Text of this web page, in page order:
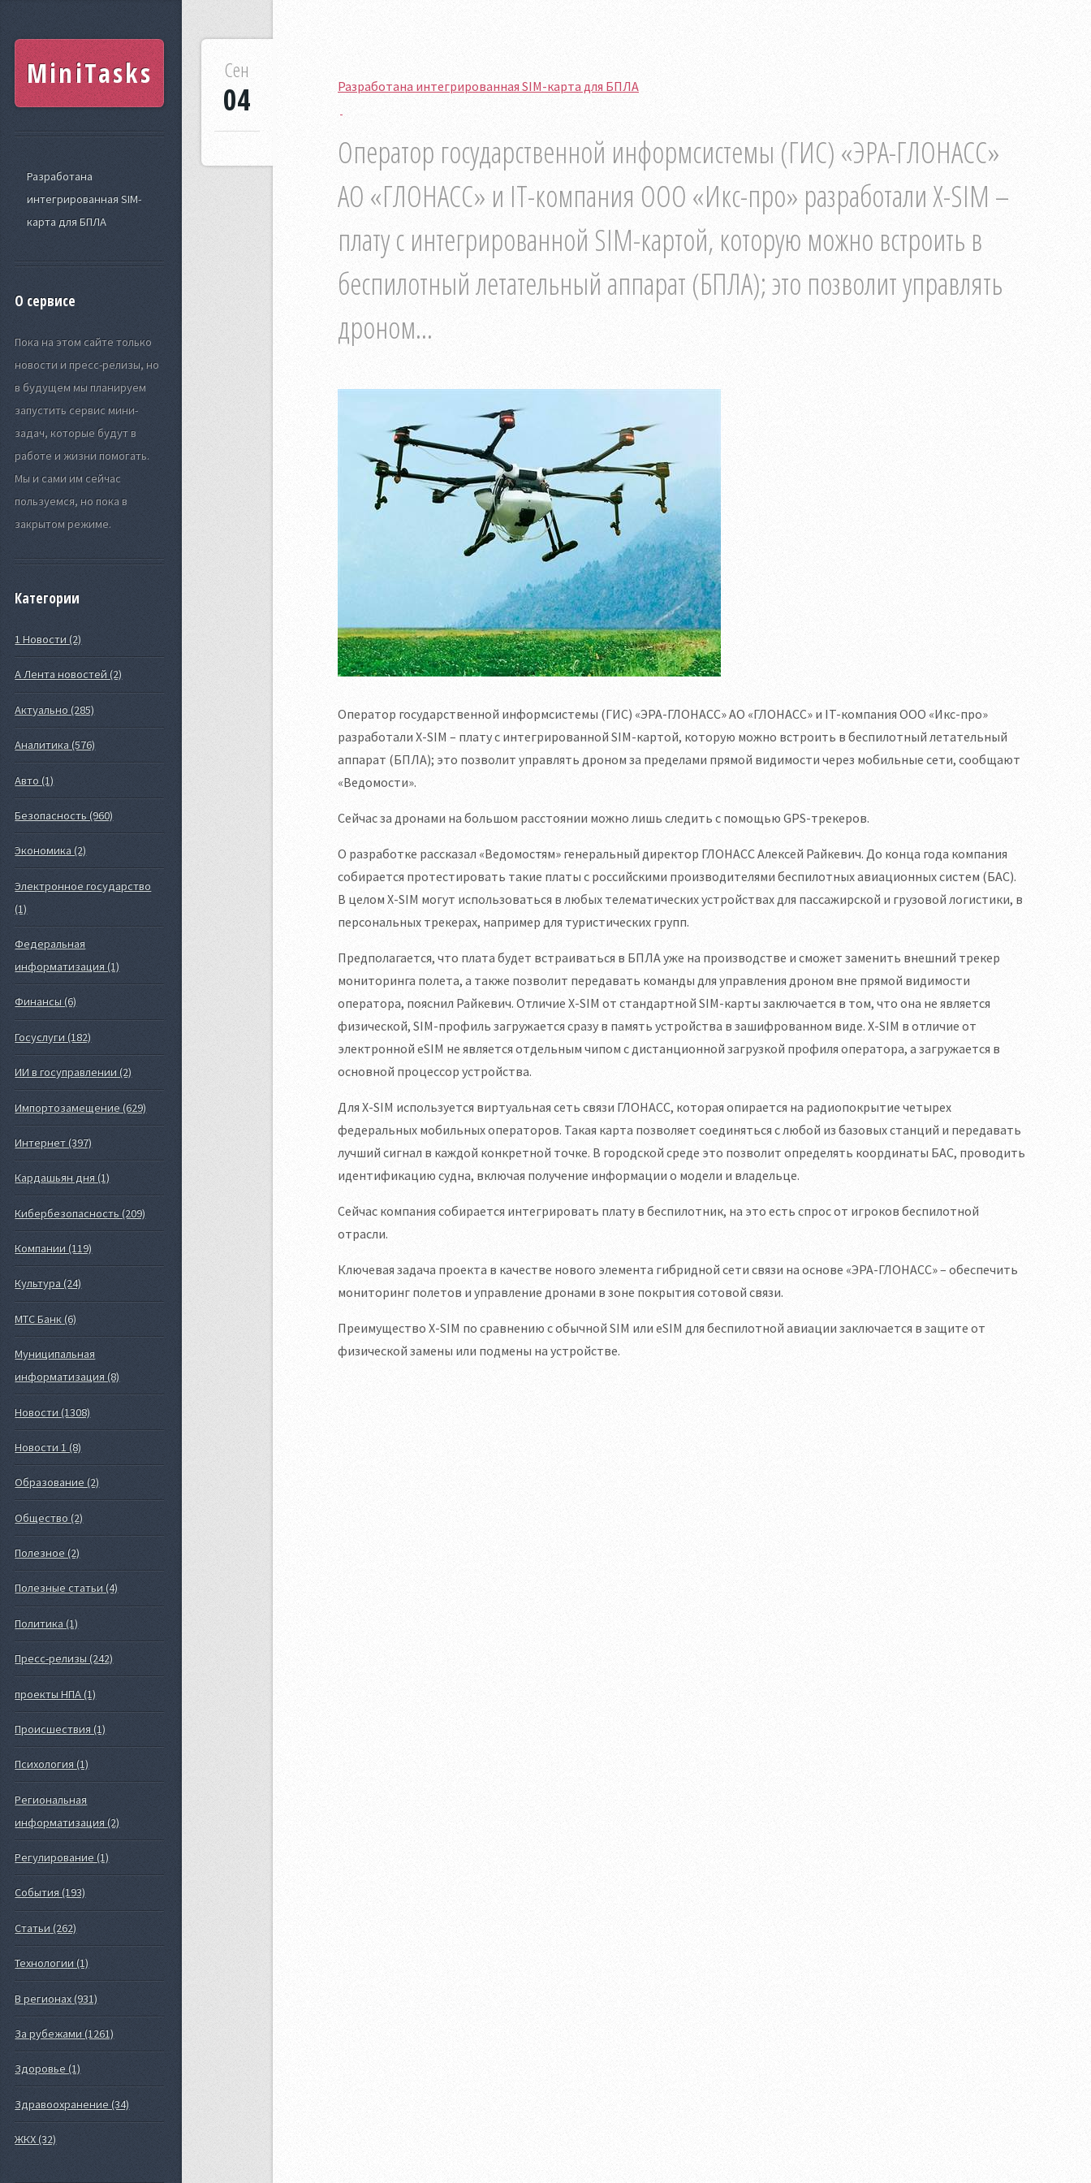
MiniTasks
Разработана
интегрированная SIM-
карта для БПЛА
О сервисе
Пока на этом сайте только
новости и пресс-релизы, но
в будущем мы планируем
запустить сервис мини-
задач, которые будут в
работе и жизни помогать.
Мы и сами им сейчас
пользуемся, но пока в
закрытом режиме.
Категории
1 Новости (2)
А Лента новостей (2)
Актуально (285)
Аналитика (576)
Авто (1)
Безопасность (960)
Экономика (2)
Электронное государство
(1)
Федеральная
информатизация (1)
Финансы (6)
Госуслуги (182)
ИИ в госуправлении (2)
Импортозамещение (629)
Интернет (397)
Кардашьян дня (1)
Кибербезопасность (209)
Компании (119)
Культура (24)
МТС Банк (6)
Муниципальная
информатизация (8)
Новости (1308)
Новости 1 (8)
Образование (2)
Общество (2)
Полезное (2)
Полезные статьи (4)
Политика (1)
Пресс-релизы (242)
проекты НПА (1)
Происшествия (1)
Психология (1)
Региональная
информатизация (2)
Регулирование (1)
События (193)
Статьи (262)
Технологии (1)
В регионах (931)
За рубежами (1261)
Здоровье (1)
Здравоохранение (34)
ЖКХ (32)
Разработана интегрированная SIM-карта для БПЛА
Оператор государственной информсистемы (ГИС) «ЭРА-ГЛОНАСС»
АО «ГЛОНАСС» и IT-компания ООО «Икс-про» разработали X-SIM –
плату с интегрированной SIM-картой, которую можно встроить в
беспилотный летательный аппарат (БПЛА); это позволит управлять
дроном...
Сен
04
Оператор государственной информсистемы (ГИС) «ЭРА-ГЛОНАСС» АО «ГЛОНАСС» и IT-компания ООО «Икс-про»
разработали X-SIM – плату с интегрированной SIM-картой, которую можно встроить в беспилотный летательный
аппарат (БПЛА); это позволит управлять дроном за пределами прямой видимости через мобильные сети, сообщают
«Ведомости».
Сейчас за дронами на большом расстоянии можно лишь следить с помощью GPS-трекеров.
О разработке рассказал «Ведомостям» генеральный директор ГЛОНАСС Алексей Райкевич. До конца года компания
собирается протестировать такие платы с российскими производителями беспилотных авиационных систем (БАС).
В целом X-SIM могут использоваться в любых телематических устройствах для пассажирской и грузовой логистики, в
персональных трекерах, например для туристических групп.
Предполагается, что плата будет встраиваться в БПЛА уже на производстве и сможет заменить внешний трекер
мониторинга полета, а также позволит передавать команды для управления дроном вне прямой видимости
оператора, пояснил Райкевич. Отличие X-SIM от стандартной SIM-карты заключается в том, что она не является
физической, SIM-профиль загружается сразу в память устройства в зашифрованном виде. X-SIM в отличие от
электронной eSIM не является отдельным чипом с дистанционной загрузкой профиля оператора, а загружается в
основной процессор устройства.
Для X-SIM используется виртуальная сеть связи ГЛОНАСС, которая опирается на радиопокрытие четырех
федеральных мобильных операторов. Такая карта позволяет соединяться c любой из базовых станций и передавать
лучший сигнал в каждой конкретной точке. В городской среде это позволит определять координаты БАС, проводить
идентификацию судна, включая получение информации о модели и владельце.
Сейчас компания собирается интегрировать плату в беспилотник, на это есть спрос от игроков беспилотной
отрасли.
Ключевая задача проекта в качестве нового элемента гибридной сети связи на основе «ЭРА-ГЛОНАСС» – обеспечить
мониторинг полетов и управление дронами в зоне покрытия сотовой связи.
Преимущество Х-SIM по сравнению с обычной SIM или eSIM для беспилотной авиации заключается в защите от
физической замены или подмены на устройстве.